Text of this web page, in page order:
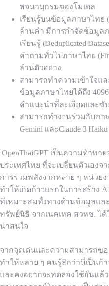
พจนานุกรมของโมเดล
เรียนรู้บนข้อมูลภาษาไทย
ล้านคำ มีการกำจัดข้อมูล
เรียนรู้ (Deduplicated
คำถามทั่วไปภาษาไทย
ล้านตัวอย่าง
สามารถทำความเข้าใจแ
ข้อมูลภาษาไทยได้ถึง
คำแนะนำที่ละเอียดและซั
สามารถทำงานร่วมกับภา
Gemini และClaude 3 Haiku
OpenThaiGPT เป็นความท้าทา
ประเทศไทย ที่จะเปลี่ยนตัวเองจ
การรวมพลังจากหลาย ๆ หน่วย
ทำให้เกิดก้าวแรกในการสร้าง
ที่เหมาะสมทั้งทางด้านข้อมูลแล
ทรัพย์นิธิ จากเนคเทค สวทช. ได้
น่าสนใจ
จากจุดเด่นและความสามารถขอ
ทำให้หลาย ๆ คนรู้สึกว่านี่เป็นก้
และคงอยากจะทดลองใช้กันแ